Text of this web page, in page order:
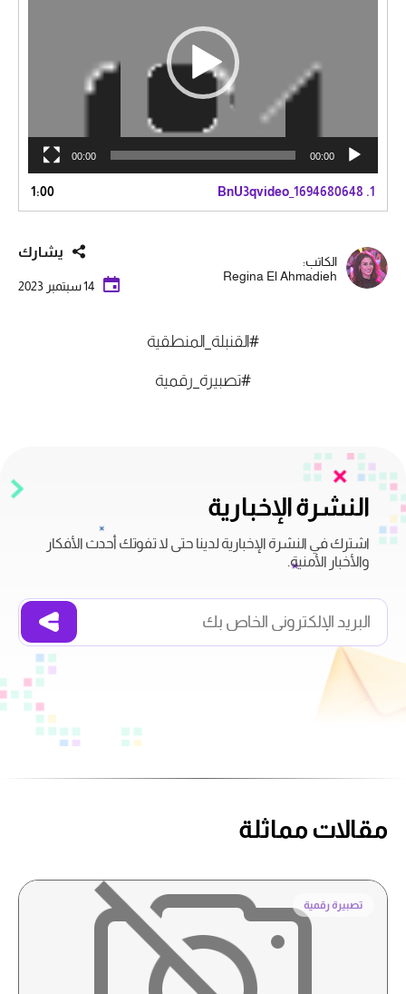
00:00
00:00
1.
BnU3qvideo_1694680648
1:00
الكاتب:
Regina El Ahmadieh
يشارك
14 سبتمبر 2023
#القنبلة_المنطقية
#تصبيرة_رقمية
النشرة الإخبارية
اشترك في النشرة الإخبارية لدينا حتى لا تفوتك أحدث الأفكار
والأخبار الأمنية.
مقالات مماثلة
تصبيرة رقمية